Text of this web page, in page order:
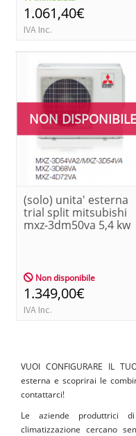
1.061,40€
IVA Inc.
NON DISPONIBILE
(solo) unita' esterna
trial split mitsubishi
mxz-3dm50va 5,4 kw
Non disponibile
1.349,00€
IVA Inc.
VUOI CONFIGURARE IL
esterna e scoprirai le
contattarci!
Le aziende produttrici
climatizzazione cercano